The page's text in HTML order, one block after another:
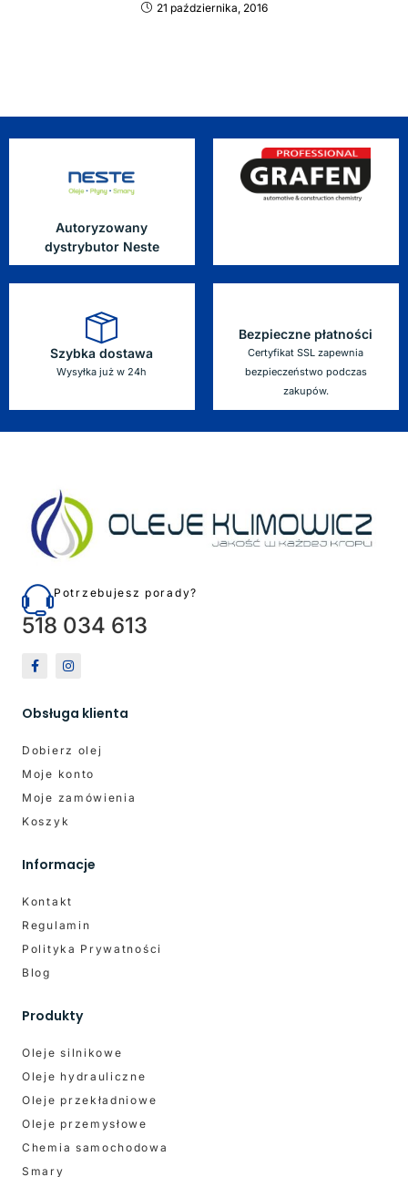
21 października, 2016
Autoryzowany
dystrybutor Neste
Szybka dostawa
Wysyłka już w 24h
Bezpieczne płatności
Certyfikat SSL zapewnia
bezpieczeństwo podczas
zakupów.
Potrzebujesz porady?
518 034 613
Obsługa klienta
Dobierz olej
Moje konto
Moje zamówienia
Koszyk
Informacje
Kontakt
Regulamin
Polityka Prywatności
Blog
Produkty
Oleje silnikowe
Oleje hydrauliczne
Oleje przekładniowe
Oleje przemysłowe
Chemia samochodowa
Smary